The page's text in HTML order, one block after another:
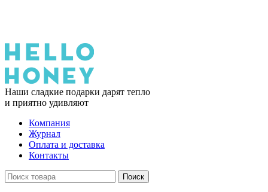
Наши сладкие подарки дарят тепло
и приятно удивляют
Компания
Журнал
Оплата и доставка
Контакты
Поиск